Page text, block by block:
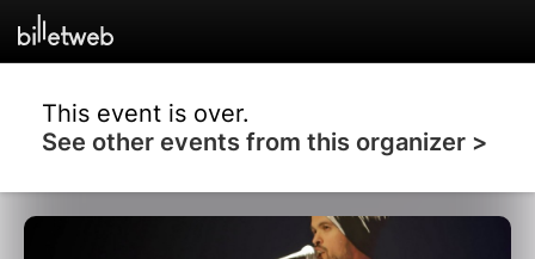
This event is over.
See other events from this organizer >